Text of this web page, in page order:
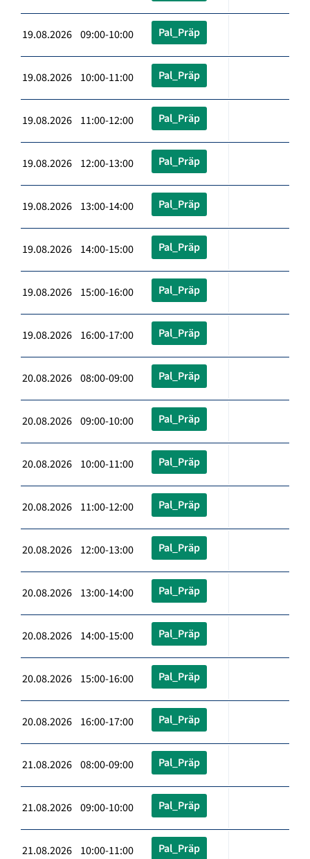
19.08.2026 09:00-10:00 Pal_Präp
19.08.2026 10:00-11:00 Pal_Präp
19.08.2026 11:00-12:00 Pal_Präp
19.08.2026 12:00-13:00 Pal_Präp
19.08.2026 13:00-14:00 Pal_Präp
19.08.2026 14:00-15:00 Pal_Präp
19.08.2026 15:00-16:00 Pal_Präp
19.08.2026 16:00-17:00 Pal_Präp
20.08.2026 08:00-09:00 Pal_Präp
20.08.2026 09:00-10:00 Pal_Präp
20.08.2026 10:00-11:00 Pal_Präp
20.08.2026 11:00-12:00 Pal_Präp
20.08.2026 12:00-13:00 Pal_Präp
20.08.2026 13:00-14:00 Pal_Präp
20.08.2026 14:00-15:00 Pal_Präp
20.08.2026 15:00-16:00 Pal_Präp
20.08.2026 16:00-17:00 Pal_Präp
21.08.2026 08:00-09:00 Pal_Präp
21.08.2026 09:00-10:00 Pal_Präp
21.08.2026 10:00-11:00 Pal_Präp